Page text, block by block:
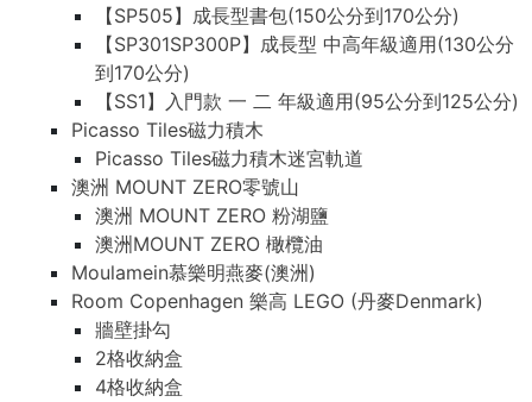
【SP505】成長型書包(150公分到170公分)
【SP301SP300P】成長型 中高年級適用(130公分
到170公分)
【SS1】入門款 一 二 年級適用(95公分到125公分)
Picasso Tiles磁力積木
Picasso Tiles磁力積木迷宮軌道
澳洲 MOUNT ZERO零號山
澳洲 MOUNT ZERO 粉湖鹽
澳洲MOUNT ZERO 橄欖油
Moulamein慕樂明燕麥(澳洲)
Room Copenhagen 樂高 LEGO (丹麥Denmark)
牆壁掛勾
2格收納盒
4格收納盒